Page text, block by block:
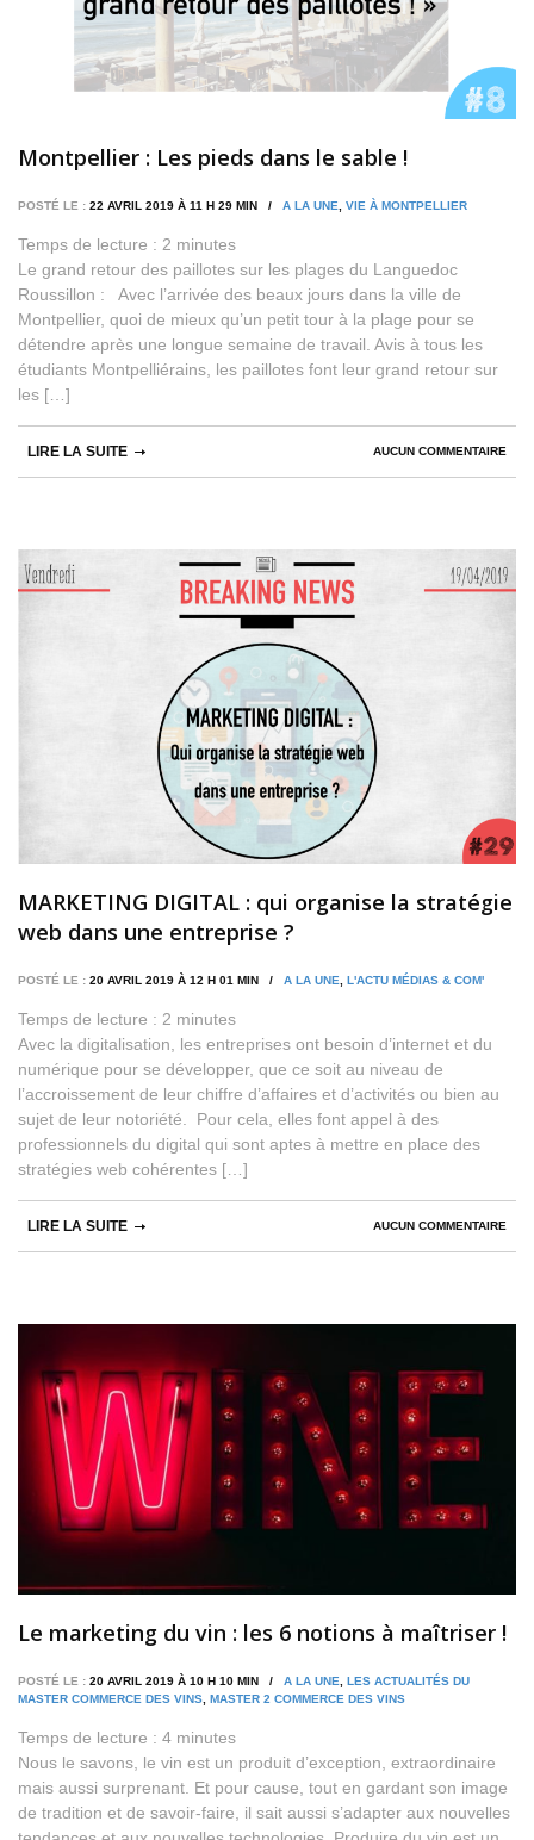
Montpellier : Les pieds dans le sable !
POSTÉ LE : 22 AVRIL 2019 À 11 H 29 MIN / A LA UNE VIE À MONTPELLIER
Temps de lecture : 2 minutes
Le grand retour des paillotes sur les plages du Languedoc
Roussillon : Avec l’arrivée des beaux jours dans la ville de
Montpellier, quoi de mieux qu’un petit tour à la plage pour se
détendre après une longue semaine de travail. Avis à tous les
étudiants Montpelliérains, les paillotes font leur grand retour sur
les […]
AUCUN COMMENTAIRE
LIRE LA SUITE
MARKETING DIGITAL : qui organise la stratégie
web dans une entreprise ?
POSTÉ LE : 20 AVRIL 2019 À 12 H 01 MIN / A LA UNE L'ACTU MÉDIAS & COM'
Temps de lecture : 2 minutes
Avec la digitalisation, les entreprises ont besoin d’internet et du
numérique pour se développer, que ce soit au niveau de
l’accroissement de leur chiffre d’affaires et d’activités ou bien au
sujet de leur notoriété. Pour cela, elles font appel à des
professionnels du digital qui sont aptes à mettre en place des
stratégies web cohérentes […]
AUCUN COMMENTAIRE
LIRE LA SUITE
Le marketing du vin : les 6 notions à maîtriser !
POSTÉ LE : 20 AVRIL 2019 À 10 H 10 MIN / A LA UNE, LES ACTUALITÉS DU
MASTER COMMERCE DES VINS, MASTER 2 COMMERCE DES VINS
Temps de lecture : 4 minutes
Nous le savons, le vin est un produit d’exception, extraordinaire
mais aussi surprenant. Et pour cause, tout en gardant son image
de tradition et de savoir-faire, il sait aussi s’adapter aux nouvelles